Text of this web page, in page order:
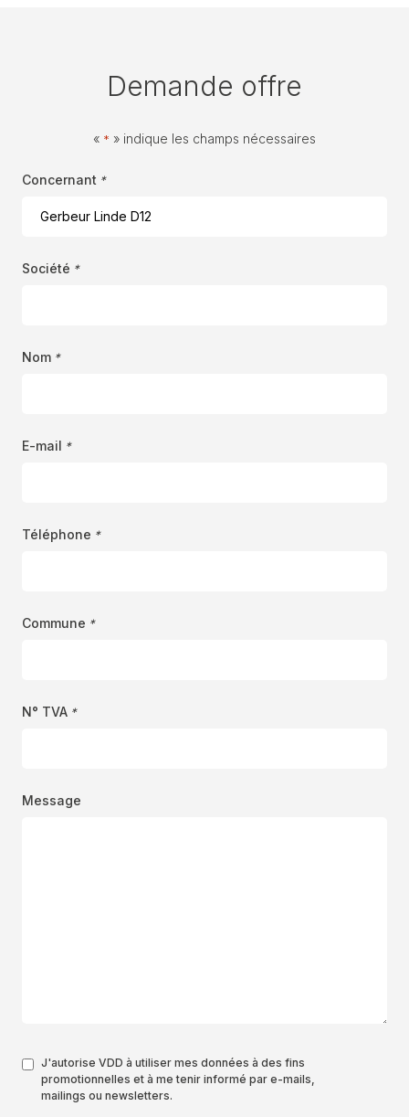
Demande offre
« * » indique les champs nécessaires
Concernant *
Société *
Nom *
E-mail *
Téléphone *
Commune *
N° TVA *
Message
Authorisation
*
J'autorise VDD à utiliser mes données à des fins
promotionnelles et à me tenir informé par e-mails,
mailings ou newsletters.